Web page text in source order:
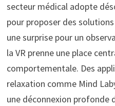
secteur médical adopte
pour proposer des
une surprise pour un
la VR prenne une place
comportementale. Des
relaxation comme Mind
une déconnexion